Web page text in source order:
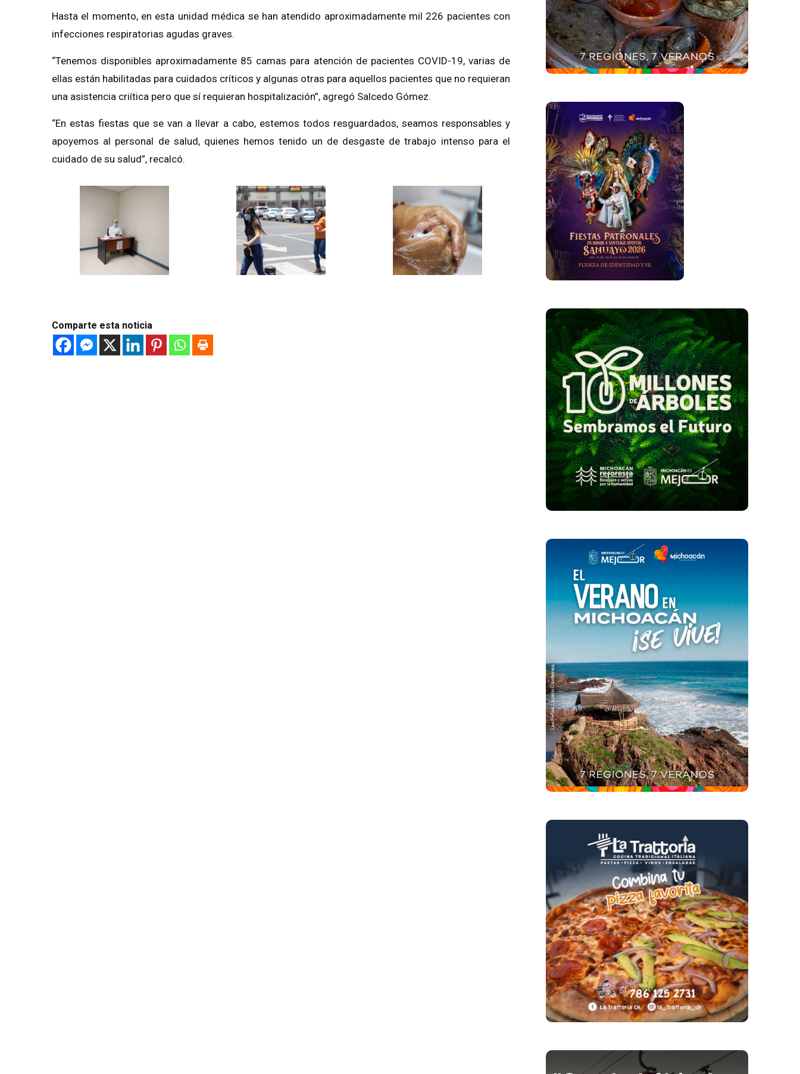
Hasta el momento, en esta unidad médica se han atendido aproximadamente mil 226 pacientes con
infecciones respiratorias agudas graves.
“Tenemos disponibles aproximadamente 85 camas para atención de pacientes COVID-19, varias de
ellas están habilitadas para cuidados críticos y algunas otras para aquellos pacientes que no requieran
una asistencia criítica pero que sí requieran hospitalización”, agregó Salcedo Gómez.
“En estas fiestas que se van a llevar a cabo, estemos todos resguardados, seamos responsables y
apoyemos al personal de salud, quienes hemos tenido un de desgaste de trabajo intenso para el
cuidado de su salud”, recalcó.
Comparte esta noticia